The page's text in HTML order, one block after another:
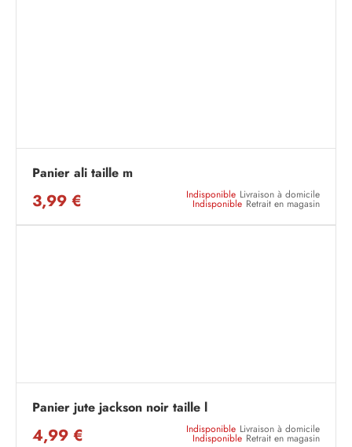
Panier ali taille m
3,99 € Indisponible Livraison à domicile
Indisponible Retrait en magasin
Panier jute jackson noir taille l
4,99 € Indisponible Livraison à domicile
Indisponible Retrait en magasin